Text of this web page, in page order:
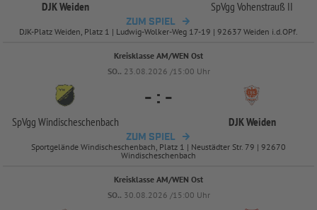
DJK Weiden SpVgg Vohenstrauß II
ZUM SPIEL
DJK-Platz Weiden, Platz 1 | Ludwig-Wolker-Weg 17-19 | 92637 Weiden i.d.OPf.
Kreisklasse AM/WEN Ost
SO.. 23.08.2026 /15:00 Uhr
SpVgg Windischeschenbach
- : -
DJK Weiden
ZUM SPIEL
Sportgelände Windischeschenbach, Platz 1 | Neustädter Str. 79 | 92670
Windischeschenbach
Kreisklasse AM/WEN Ost
SO.. 30.08.2026 /15:00 Uhr